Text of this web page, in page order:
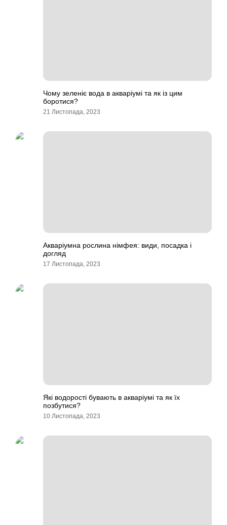
Чому зеленіє вода в акваріумі та як із цим
боротися?
21 Листопада, 2023
Акваріумна рослина німфея: види, посадка і
догляд
17 Листопада, 2023
Які водорості бувають в акваріумі та як їх
позбутися?
10 Листопада, 2023